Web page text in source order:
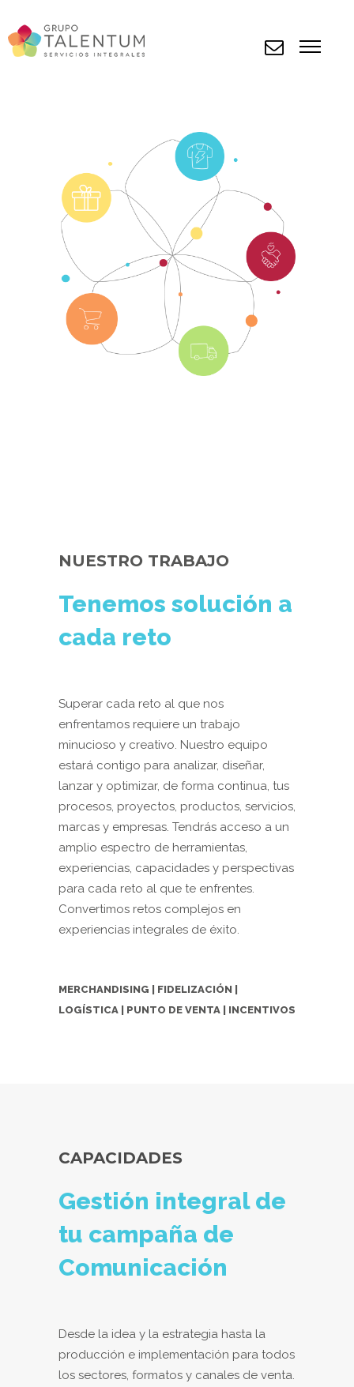
NUESTRO TRABAJO
Tenemos solución a
cada reto
Superar cada reto al que nos
enfrentamos requiere un trabajo
minucioso y creativo. Nuestro equipo
estará contigo para analizar, diseñar,
lanzar y optimizar, de forma continua, tus
procesos, proyectos, productos, servicios,
marcas y empresas. Tendrás acceso a un
amplio espectro de herramientas,
experiencias, capacidades y perspectivas
para cada reto al que te enfrentes.
Convertimos retos complejos en
experiencias integrales de éxito.
MERCHANDISING FIDELIZACIÓN
LOGÍSTICA
PUNTO DE VENTA INCENTIVOS
CAPACIDADES
Gestión integral de
tu campaña de
Comunicación
Desde la idea y la estrategia hasta la
producción e implementación para todos
los sectores, formatos y canales de venta.